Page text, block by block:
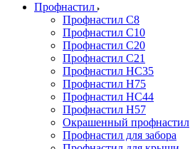
Профнастил
Профнастил С8
Профнастил С10
Профнастил С20
Профнастил С21
Профнастил НС35
Профнастил Н75
Профнастил HC44
Профнастил Н57
Окрашенный профнастил
Профнастил для забора